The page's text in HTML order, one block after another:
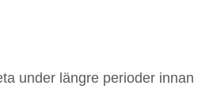
under längre perioder innan